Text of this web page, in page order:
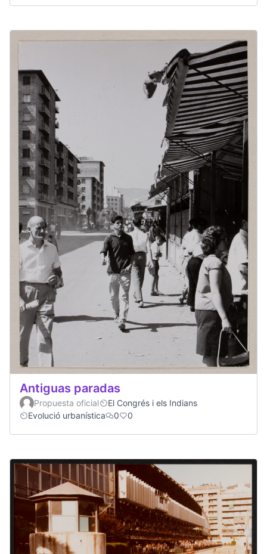
Antiguas paradas
Propuesta oficial
El Congrés i els Indians
Evolució urbanística
0 0